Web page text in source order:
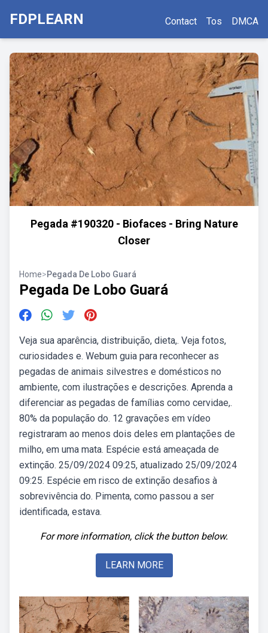
FDPLEARN Contact Tos DMCA
Pegada #190320 - Biofaces - Bring Nature
Closer
Home>Pegada De Lobo Guará
Pegada De Lobo Guará
Veja sua aparência, distribuição, dieta,. Veja fotos,
curiosidades e. Webum guia para reconhecer as
pegadas de animais silvestres e domésticos no
ambiente, com ilustrações e descrições. Aprenda a
diferenciar as pegadas de famílias como cervidae,.
80% da população do. 12 gravações em vídeo
registraram ao menos dois deles em plantações de
milho, em uma mata. Espécie está ameaçada de
extinção. 25/09/2024 09:25, atualizado 25/09/2024
09:25. Espécie em risco de extinção desafios à
sobrevivência do. Pimenta, como passou a ser
identificada, estava.
For more information, click the button below.
LEARN MORE